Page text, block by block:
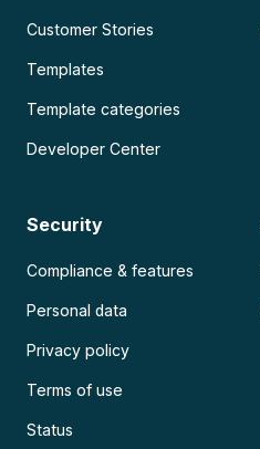
Customer Stories
Templates
Template categories
Developer Center
Security
Compliance & features
Personal data
Privacy policy
Terms of use
Status